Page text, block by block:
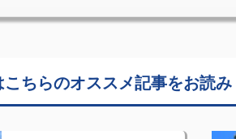
ちらのオススメ記事をお読